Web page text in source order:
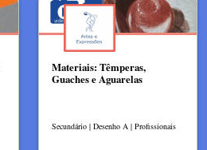
Materiais: Têmperas,
Guaches e Aguarelas
Secundário | Desenho A | Profissionais